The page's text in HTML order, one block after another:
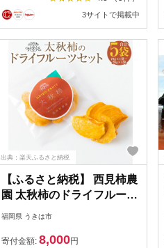
3サイトで掲載中
出典：楽天ふるさと納税
【ふるさと納税】 西見柿農
園 太秋柿のドライフルーツ
セット (70g×1袋・20g×4
フルーツ 果物 乾燥フルー
福岡県 うきは市
寄付金額: 8,000円